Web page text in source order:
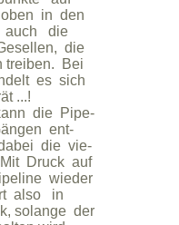
in  den
auch   die
die
treiben.  Bei
es  sich
...!
die  Pipe-
ent-
die  vie-
Druck  auf
wieder
also   in
solange  der